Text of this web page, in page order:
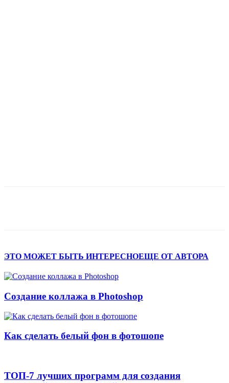
ЭТО МОЖЕТ БЫТЬ ИНТЕРЕСНОЕЩЕ ОТ АВТОРА
Cоздание коллажа в Photoshop
Как сделать белый фон в фотошопе
ТОП-7 лучших программ для создания